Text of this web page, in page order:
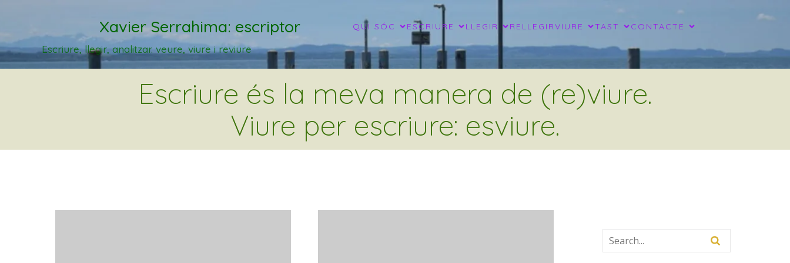
Xavier Serrahima: escriptor QUI SÓC ESCRIURE LLEGIR RELLEGIRVIURE TAST CONTACTE
Escriure, llegir, analitzar. veure, viure i reviure
Escriure és la meva manera de (re)viure.
Viure per escriure: esviure.